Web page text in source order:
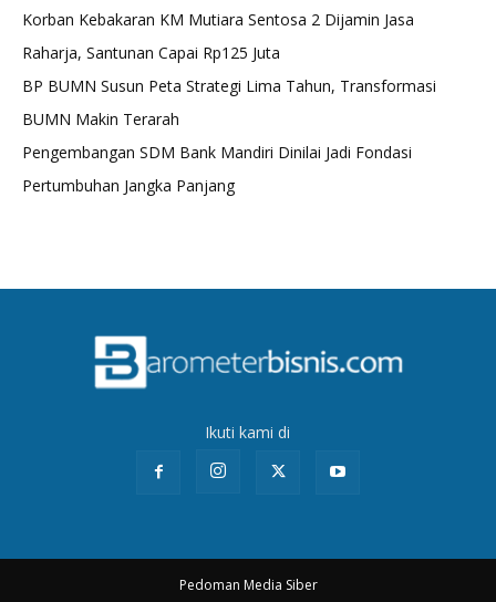
Korban Kebakaran KM Mutiara Sentosa 2 Dijamin Jasa
Raharja, Santunan Capai Rp125 Juta
BP BUMN Susun Peta Strategi Lima Tahun, Transformasi
BUMN Makin Terarah
Pengembangan SDM Bank Mandiri Dinilai Jadi Fondasi
Pertumbuhan Jangka Panjang
Ikuti kami di
Pedoman Media Siber